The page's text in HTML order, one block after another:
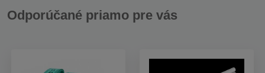
Odporúčané priamo pre vás